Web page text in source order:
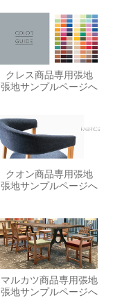
クレス商品専用張地
張地サンプルページへ
クオン商品専用張地
張地サンプルページへ
マルカツ商品専用張地
張地サンプルページへ